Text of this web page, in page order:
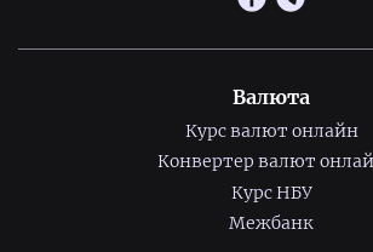
Валюта
Курс валют онлайн
Конвертер валют
Курс НБУ
Межбанк